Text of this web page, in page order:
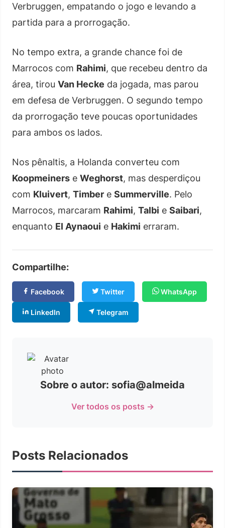
Verbruggen, empatando o jogo e levando a
partida para a prorrogação.
No tempo extra, a grande chance foi de
Marrocos com Rahimi, que recebeu dentro da
área, tirou Van Hecke da jogada, mas parou
em defesa de Verbruggen. O segundo tempo
da prorrogação teve poucas oportunidades
para ambos os lados.
Nos pênaltis, a Holanda converteu com
Koopmeiners e Weghorst, mas desperdiçou
com Kluivert, Timber e Summerville. Pelo
Marrocos, marcaram Rahimi, Talbi e Saibari,
enquanto El Aynaoui e Hakimi erraram.
Compartilhe:
Facebook Twitter WhatsApp
LinkedIn Telegram
Sobre o autor: sofia@almeida
Ver todos os posts →
Posts Relacionados